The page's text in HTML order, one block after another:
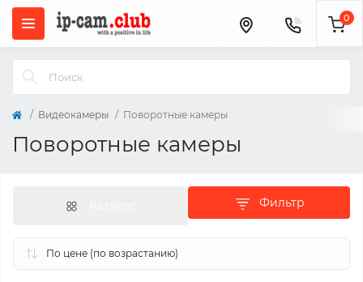
0
Видеокамеры Поворотные камеры
Поворотные камеры
Фильтр